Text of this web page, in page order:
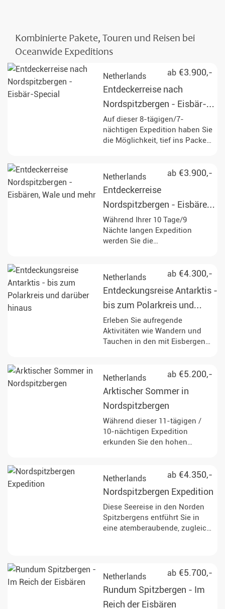
Kombinierte Pakete, Touren und Reisen bei
Oceanwide Expeditions
ab €3.900,-
Netherlands
Entdeckerreise nach
Nordspitzbergen - Eisbär-
Special
Auf dieser 8-tägigen/7-
nächtigen Expedition haben Sie
die Möglichkeit, tief ins Packeis
Spitzbergens, mit etwas Glück
sogar majestätische Eisbären,
hautnah zu erleben. Genießen
Sie unvergessliche Erlebnisse
entdecken Sie die arktische
Wildnis!
ab €3.900,-
Netherlands
Entdeckerreise
Nordspitzbergen - Eisbären,
Wale und mehr
Während Ihrer 10 Tage/9
Nächte langen Expedition
werden Sie die
Halten Sie Ausschau nach
Eisbären, Wale und anderen
faszinierenden Tierarten,
während Sie durch die
navigieren.
ab €4.300,-
Netherlands
Entdeckungsreise Antarktis -
bis zum Polarkreis und
darüber hinaus
Erleben Sie aufregende
Aktivitäten wie Wandern und
Tauchen in den mit Eisbergen
vielfältige Wildtiere
beobachten, darunter
Buckelwale, Pinguine und
Robben an verschiedenen
Deception Island und Paradise
Bay. Genießen Sie Zodiac-
Kreuzfahrten und Landungen,
Möglichkeit, den antarktischen
Kontinent zu betreten.
ab €5.200,-
Netherlands
Arktischer Sommer in
Nordspitzbergen
Während dieser 11-tägigen /
10-nächtigen Expedition
erkunden Sie den hohen
führt zu entlegenen Fjorden,
mächtigen Gletschern und
weiten Tundralandschaften.
Unterwegs haben Sie die
Gelegenheit, Eisbären, Rentiere
und seltene Vogelarten in
und die geologischen
Besonderheiten der Region zu
erfahren.
ab €4.350,-
Netherlands
Nordspitzbergen Expedition
Diese Seereise in den Norden
Spitzbergens entführt Sie in
eine atemberaubende, zugleich
Halten Sie nach wilden Tieren
und vor allem dem König der
Arktis, dem Eisbären Ausschau!
ab €5.700,-
Netherlands
Rundum Spitzbergen - Im
Reich der Eisbären